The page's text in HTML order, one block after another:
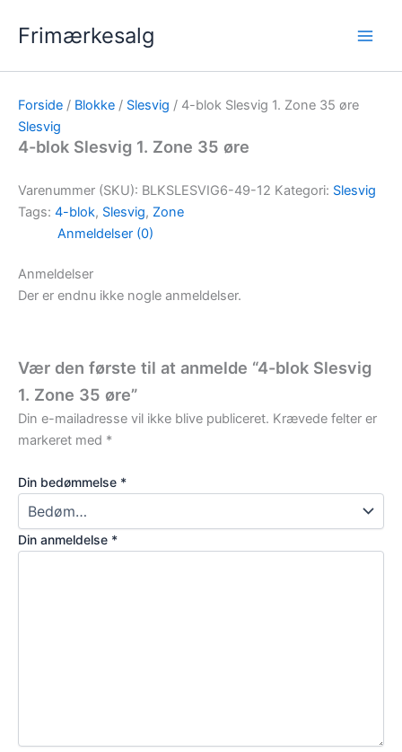
Frimærkesalg
Forside / Blokke / Slesvig / 4-blok Slesvig 1. Zone 35 øre
Slesvig
4-blok Slesvig 1. Zone 35 øre
Varenummer (SKU): BLKSLESVIG6-49-12 Kategori: Slesvig
Tags: 4-blok, Slesvig, Zone
Anmeldelser (0)
Anmeldelser
Der er endnu ikke nogle anmeldelser.
Vær den første til at anmelde “4-blok Slesvig
1. Zone 35 øre”
Din e-mailadresse vil ikke blive publiceret. Krævede felter er
markeret med *
Din bedømmelse *
Din anmeldelse *